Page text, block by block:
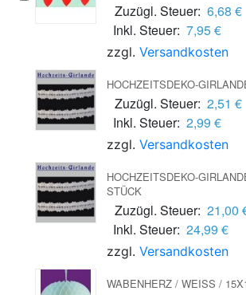
Zuzügl. Steuer: 6,68 €
Inkl. Steuer: 7,95 €
zzgl. Versandkosten
HOCHZEITSDEKO-
Zuzügl. Steuer: 2,51 €
Inkl. Steuer: 2,99 €
zzgl. Versandkosten
HOCHZEITSDEKO-
TÜCK
Zuzügl. Steuer: 21,00
Inkl. Steuer: 24,99 €
zzgl. Versandkosten
WABENHERZ / WEISS /